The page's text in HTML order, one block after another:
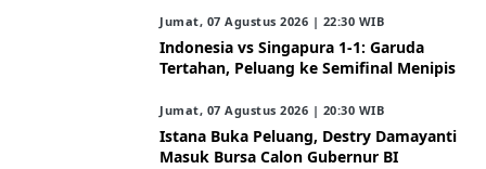
Jumat, 07 Agustus 2026 | 22:30 WIB
Indonesia vs Singapura 1-1: Garuda
Tertahan, Peluang ke Semifinal Menipis
Jumat, 07 Agustus 2026 | 20:30 WIB
Istana Buka Peluang, Destry Damayanti
Masuk Bursa Calon Gubernur BI